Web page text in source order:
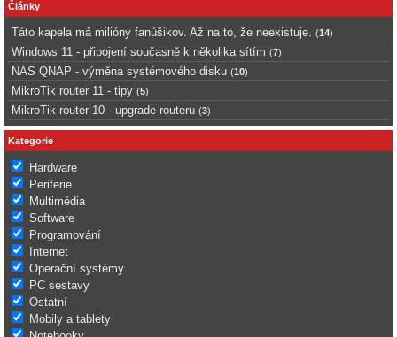
Články
Táto kapela má milióny fanúšikov. Až na to, že neexistuje. (14)
Windows 11 - připojení současně k několika sítím (7)
NAS QNAP - výměna systémového disku (10)
MikroTik router 11 - tipy (5)
MikroTik router 10 - upgrade routeru (3)
Kategorie
Hardware
Periferie
Multimédia
Software
Programování
Internet
Operační systémy
PC sestavy
Ostatní
Mobily a tablety